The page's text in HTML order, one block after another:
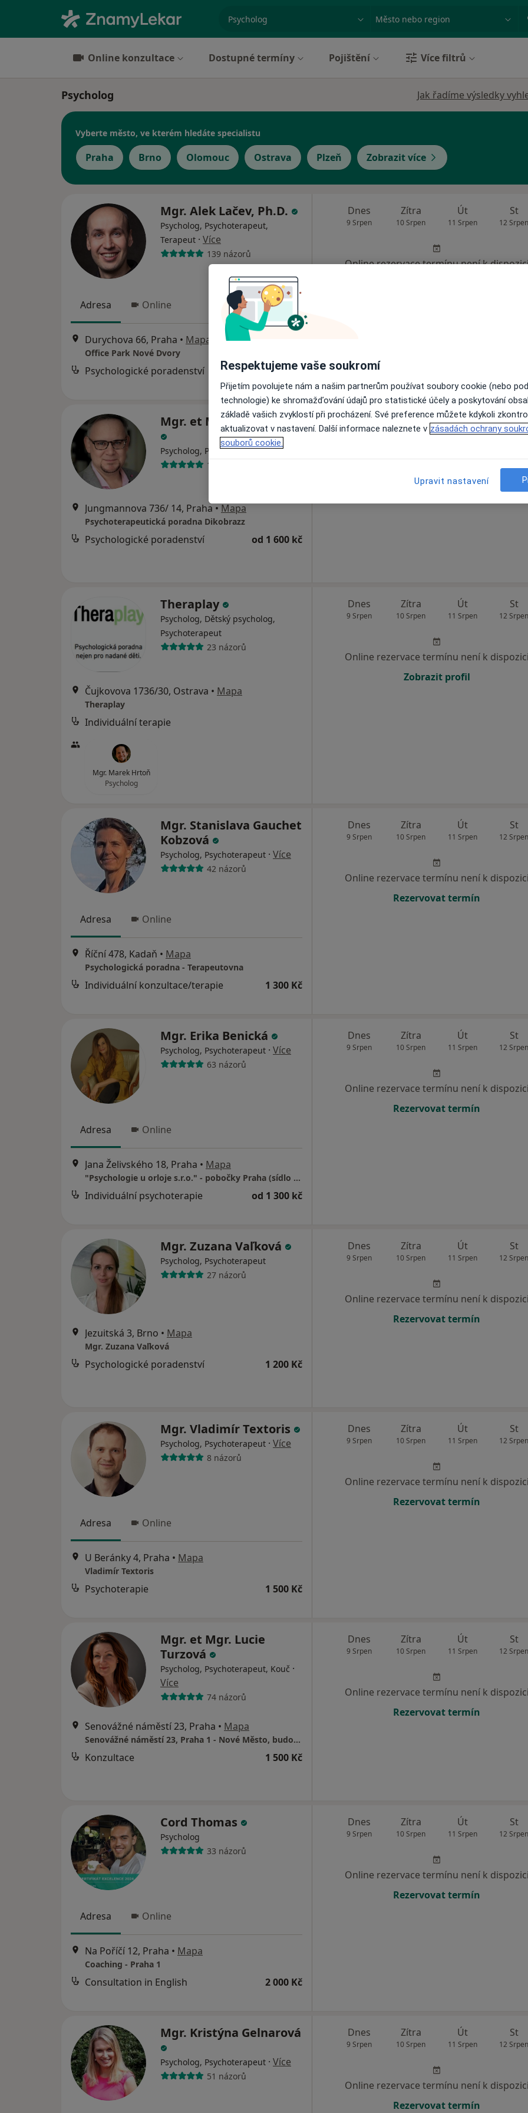
Město nebo region
Online konzultace Dostupné termíny Pojištění Více filtrů
Psycholog Jak řadíme výsledky
Vyberte město, ve kterém hledáte specialistu
Praha Brno Olomouc Ostrava Plzeň Zobrazit více
Mgr. Alek Lačev, Ph.D.
Psycholog, Psychoterapeut,
Terapeut · Více
139 názorů
Adresa Online
Durychova 66, Praha • Mapa
Office Park Nové Dvory
Psychologické poradenství 1 600 Kč
Dnes
9 Srpen
Zítra
10 Srpen
Út
11 Srpen
St
12 Srpen
Online rezervace termínu není k
Mgr. et Mgr. Jan Roušal
Psycholog, Psychoterapeut·Více
196 názorů
Jungmannova 736/ 14, Praha • Mapa
Psychoterapeutická poradna Dikobrazz
Psychologické poradenství od 1 600 kč
Dnes
9 Srpen
Zítra
10 Srpen
Út
11 Srpen
St
12
Online rezervace termínu není k
Theraplay
Psycholog, Dětský psycholog,
Psychoterapeut
23 názorů
Čujkovova 1736/30, Ostrava • Mapa
Theraplay
Individuální terapie
Mgr. Marek Hrtoň
Psycholog
Dnes
9 Srpen
Zítra
10 Srpen
Út
11 Srpen
St
12 Srpen
Online rezervace termínu není k dispozici
Zobrazit profil
Mgr. Stanislava Gauchet
Kobzová
Psycholog, Psychoterapeut · Více
42 názorů
Adresa Online
Říční 478, Kadaň • Mapa
Psychologická poradna - Terapeutovna
Individuální konzultace/terapie 1 300 Kč
Dnes
9 Srpen
Zítra
10 Srpen
Út
11 Srpen
St
12 Srpen
Online rezervace termínu není k dispozici
Rezervovat termín
Mgr. Erika Benická
Psycholog, Psychoterapeut · Více
63 názorů
Adresa Online
Jana Želivského 18, Praha • Mapa
"Psychologie u orloje s.r.o." - pobočky Praha (sídlo společnosti)
Individuální psychoterapie od 1 300 kč
Dnes
9 Srpen
Zítra
10 Srpen
Út
11 Srpen
St
12 Srpen
Online rezervace termínu není k dispozici
Rezervovat termín
Mgr. Zuzana Vaľková
Psycholog, Psychoterapeut
27 názorů
Jezuitská 3, Brno • Mapa
Mgr. Zuzana Vaľková
Psychologické poradenství 1 200 Kč
Dnes
9 Srpen
Zítra
10 Srpen
Út
11 Srpen
St
12 Srpen
Online rezervace termínu není k dispozici
Rezervovat termín
Mgr. Vladimír Textoris
Psycholog, Psychoterapeut · Více
8 názorů
Adresa Online
U Beránky 4, Praha • Mapa
Vladimír Textoris
Psychoterapie 1 500 Kč
Dnes
9 Srpen
Zítra
10 Srpen
Út
11 Srpen
St
12 Srpen
Online rezervace termínu není k dispozici
Rezervovat termín
Mgr. et Mgr. Lucie
Turzová
Psycholog, Psychoterapeut, Kouč ·
Více
74 názorů
Senovážné náměstí 23, Praha • Mapa
Senovážné náměstí 23, Praha 1 - Nové Město, budova B (5. patro)
Konzultace 1 500 Kč
Dnes
9 Srpen
Zítra
10 Srpen
Út
11 Srpen
St
12 Srpen
Online rezervace termínu není k dispozici
Rezervovat termín
Cord Thomas
Psycholog
33 názorů
Adresa Online
Na Poříčí 12, Praha • Mapa
Coaching - Praha 1
Consultation in English 2 000 Kč
Dnes
9 Srpen
Zítra
10 Srpen
Út
11 Srpen
St
12 Srpen
Online rezervace termínu není k dispozici
Rezervovat termín
Mgr. Kristýna Gelnarová
Psycholog, Psychoterapeut · Více
51 názorů
Dnes
9 Srpen
Zítra
10 Srpen
Út
11 Srpen
St
12 Srpen
Online rezervace termínu není k dispozici
Rezervovat termín
Respektujeme vaše soukromí
Přijetím povolujete nám a našim partnerům používat soubory cookie (nebo
technologie) ke shromažďování údajů pro statistické účely a poskytování
základě vašich zvyklostí při procházení. Své preference můžete kdykoli
aktualizovat v nastavení. Další informace naleznete v zásadách ochrany
souborů cookie.
Upravit nastavení